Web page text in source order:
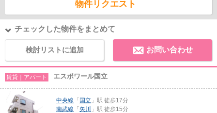
物件リクエスト
チェックした物件をまとめて
検討リストに追加 お問い合わせ
賃貸｜アパート エスポワール国立
中央線 「 国立 」駅 徒歩17分
南武線 「 矢川
」駅 徒歩15分